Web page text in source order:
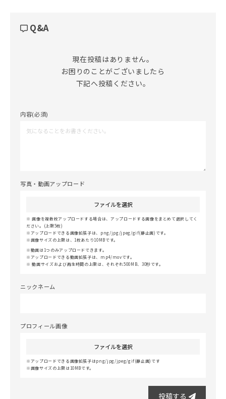
Q&A
現在投稿はありません。
お困りのことがございましたら
下記へ投稿ください。
内容(必須)
写真・動画アップロード
ファイルを選択
画像を複数枚アップロードする場合は、アップロードする画像をまとめて選択してく
ださい。(上限5枚)
アップロードできる画像拡張子は、png/jpg/jpeg/gif(静止画)です。
画像サイズの上限は、1枚あたり10MBです。
動画は1つのみアップロードできます。
アップロードできる動画拡張子は、mp4/movです。
動画サイズおよび再生時間の上限は、それぞれ500MB、30秒です。
ニックネーム
プロフィール画像
ファイルを選択
アップロードできる画像拡張子はpng/jpg/jpeg/gif(静止画)です
画像サイズの上限は10MBです。
投稿する